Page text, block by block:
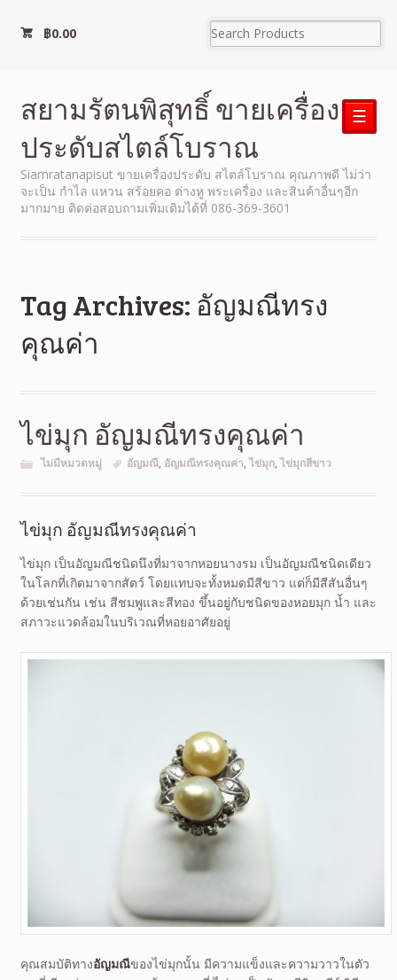
฿0.00
สยามรัตนพิสุทธิ์ ขายเครื่อง
ประดับสไตล์โบราณ
Siamratanapisut ขายเครื่องประดับ สไตล์โบราณ คุณภาพดี ไม่ว่า
จะเป็น กำไล แหวน สร้อยคอ ต่างหู พระเครื่อง และสินค้าอื่นๆอีก
มากมาย ติดต่อสอบถามเพิ่มเติมได้ที่ 086-369-3601
☰
Tag Archives: อัญมณีทรง
คุณค่า
ไข่มุก อัญมณีทรงคุณค่า
ไม่มีหมวดหมู่ อัญมณี, อัญมณีทรงคุณค่า,ไข่มุก,ไข่มุกสีขาว
ไข่มุก อัญมณีทรงคุณค่า
ไข่มุก เป็นอัญมณีชนิดนึงที่มาจากหอยนางรม เป็นอัญมณีชนิดเดียว
ในโลกที่เกิดมาจากสัตว์ โดยแทบจะทั้งหมดมีสีขาว แต่ก็มีสีสันอื่นๆ
ด้วยเช่นกัน เช่น สีชมพูและสีทอง ขึ้นอยู่กับชนิดของหอยมุก น้ำ และ
สภาวะแวดล้อมในบริเวณที่หอยอาศัยอยู่
คุณสมบัติทางอัญมณีของไข่มุกนั้น มีความแข็งและความวาวในตัว